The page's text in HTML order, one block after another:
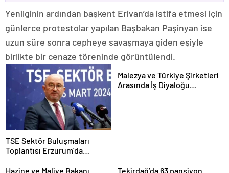
Yenilginin ardından başkent Erivan’da istifa etmesi için
günlerce protestolar yapılan Başbakan Paşinyan ise
uzun süre sonra cepheye savaşmaya giden eşiyle
birlikte bir cenaze töreninde görüntülendi.
TSE Sektör Buluşmaları
Toplantısı Erzurum’da
Malezya ve Türkiye Şirketleri
Arasında İş Diyaloğu
Hazine ve Maliye Bakanı
Tekirdağ’da 63 pansiyon